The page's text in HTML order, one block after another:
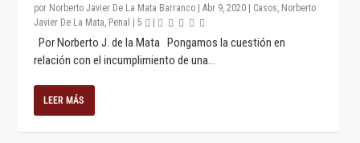
por Norberto Javier De La Mata Barranco |Abr 9, 2020 | Casos Norberto
Javier De La Mata Penal |5 |
Por Norberto J. de la Mata Pongamos la cuestión en
relación con el incumplimiento de una...
LEER MÁS